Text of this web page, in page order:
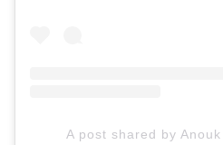
A post shared by